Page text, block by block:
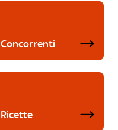
Concorrenti
Ricette